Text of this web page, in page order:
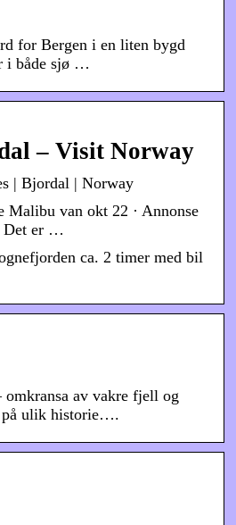
for Bergen i en liten bygd
i både sjø …
– Visit Norway
| Bjordal | Norway
Malibu van okt 22 · Annonse
Det er …
ca. 2 timer med bil
omkransa av vakre fjell og
på ulik historie….